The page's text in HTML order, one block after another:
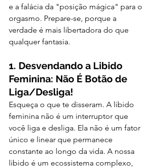
e a falácia da "posição mágica" para o
orgasmo. Prepare-se, porque a
verdade é mais libertadora do que
qualquer fantasia.
1. Desvendando a Libido
Feminina: Não É Botão de
Liga/Desliga!
Esqueça o que te disseram. A libido
feminina não é um interruptor que
você liga e desliga. Ela não é um fator
único e linear que permanece
constante ao longo da vida. A nossa
libido é um ecossistema complexo,